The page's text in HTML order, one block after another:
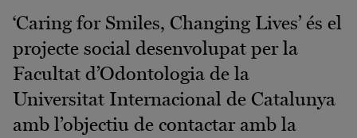
‘Caring for Smiles, Changing Lives’ és el
projecte social desenvolupat per la
Facultat d’Odontologia de la
Universitat Internacional de Catalunya
amb l’objectiu de contactar amb la